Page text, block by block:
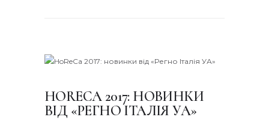
HORECA 2017: НОВИНКИ
ВІД «РЕГНО ІТАЛІЯ УА»